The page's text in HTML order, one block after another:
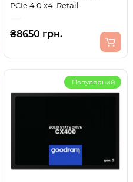
PCIe 4.0 x4, Retail
₴8650 грн.
Популярний